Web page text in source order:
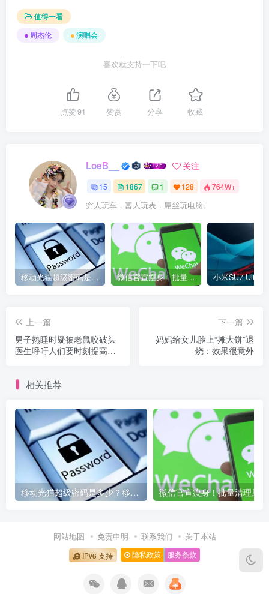
值得一看
周杰伦
演唱会
喜欢就支持一下吧
点赞91 赞赏 分享 收藏
LoeB__ 关注
15 1867 1 128 764W+
穷人玩车，富人玩表，屌丝玩电脑。
移动光猫超级密码是多少？移动光猫超级管理员后台账号与密码 微信官宣瘦身！批量清理原图新功能来了 安卓、iOS均可使用
上一篇
男子熟睡时疑被老鼠咬破头
医生呼吁人们要时刻提高警
下一篇
妈妈给女儿脸上“摊大饼”退
烧：效果很意外
相关推荐
移动光猫超级密码是多少？移动光猫超级管理员后台账号与密码
网站地图 免责申明 联系我们 关于本站
IPv6 支持 隐私政策 服务条款